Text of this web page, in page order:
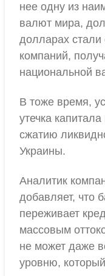
нее одну из
валют мира,
долларах
компаний,
национальной
В тоже время,
утечка
сжатию
Украины.
Аналитик
добавляет, что
переживает
массовым
не может даже
уровню,